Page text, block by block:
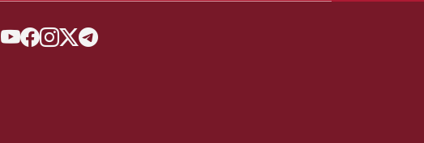
SOCIAL MENU